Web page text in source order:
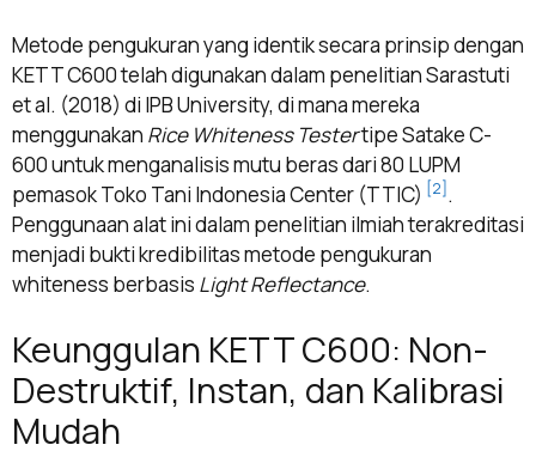
Metode pengukuran yang identik secara prinsip dengan
KETT C600 telah digunakan dalam penelitian Sarastuti
et al. (2018) di IPB University, di mana mereka
menggunakan Rice Whiteness Testertipe Satake C-
600 untuk menganalisis mutu beras dari 80 LUPM
pemasok Toko Tani Indonesia Center (TTIC) [2].
Penggunaan alat ini dalam penelitian ilmiah terakreditasi
menjadi bukti kredibilitas metode pengukuran
whiteness berbasis Light Reflectance.
Keunggulan KETT C600: Non-
Destruktif, Instan, dan Kalibrasi
Mudah